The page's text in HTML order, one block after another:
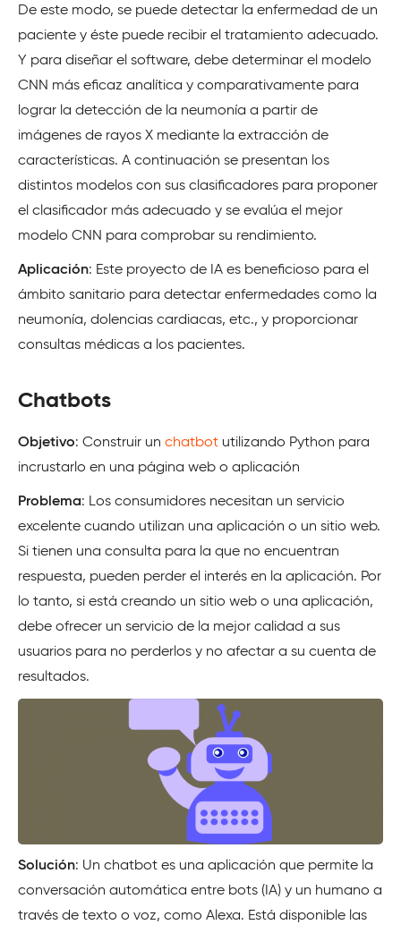
De este modo, se puede detectar la enfermedad de un
paciente y éste puede recibir el tratamiento adecuado.
Y para diseñar el software, debe determinar el modelo
CNN más eficaz analítica y comparativamente para
lograr la detección de la neumonía a partir de
imágenes de rayos X mediante la extracción de
características. A continuación se presentan los
distintos modelos con sus clasificadores para proponer
el clasificador más adecuado y se evalúa el mejor
modelo CNN para comprobar su rendimiento.
Aplicación: Este proyecto de IA es beneficioso para el
ámbito sanitario para detectar enfermedades como la
neumonía, dolencias cardiacas, etc., y proporcionar
consultas médicas a los pacientes.
Chatbots
Objetivo: Construir un chatbot utilizando Python para
incrustarlo en una página web o aplicación
Problema: Los consumidores necesitan un servicio
excelente cuando utilizan una aplicación o un sitio web.
Si tienen una consulta para la que no encuentran
respuesta, pueden perder el interés en la aplicación. Por
lo tanto, si está creando un sitio web o una aplicación,
debe ofrecer un servicio de la mejor calidad a sus
usuarios para no perderlos y no afectar a su cuenta de
resultados.
Solución: Un chatbot es una aplicación que permite la
conversación automática entre bots (IA) y un humano a
través de texto o voz, como Alexa. Está disponible las